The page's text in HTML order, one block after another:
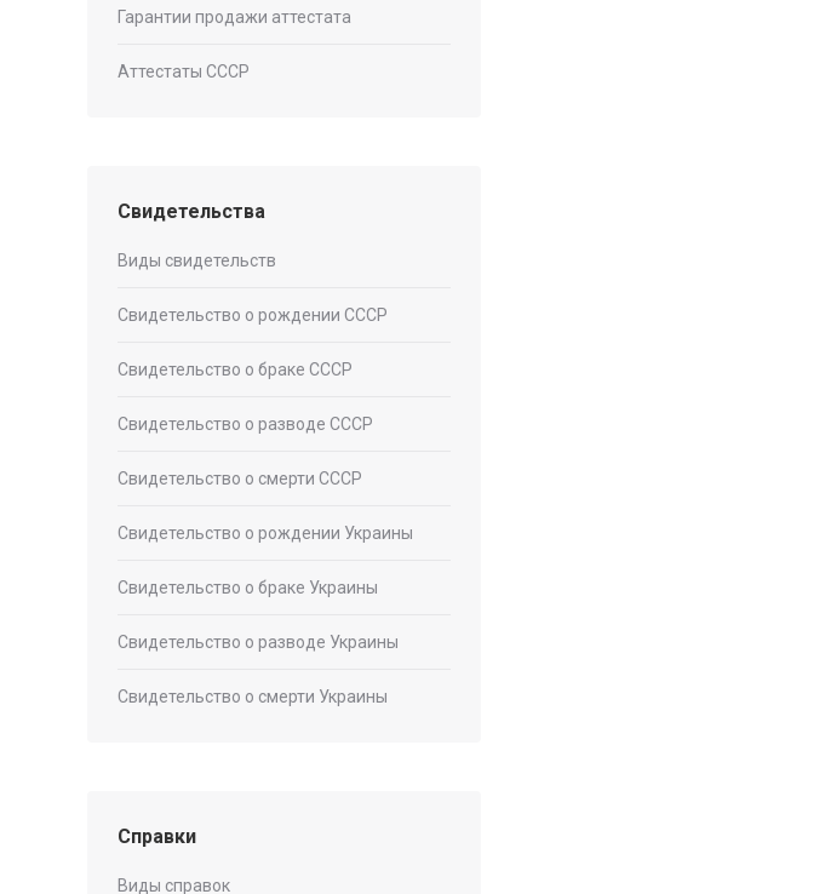
Гарантии продажи аттестата
Аттестаты СССР
Свидетельства
Виды свидетельств
Свидетельство о рождении СССР
Свидетельство о браке СССР
Свидетельство о разводе СССР
Свидетельство о смерти СССР
Свидетельство о рождении Украины
Свидетельство о браке Украины
Свидетельство о разводе Украины
Свидетельство о смерти Украины
Справки
Виды справок